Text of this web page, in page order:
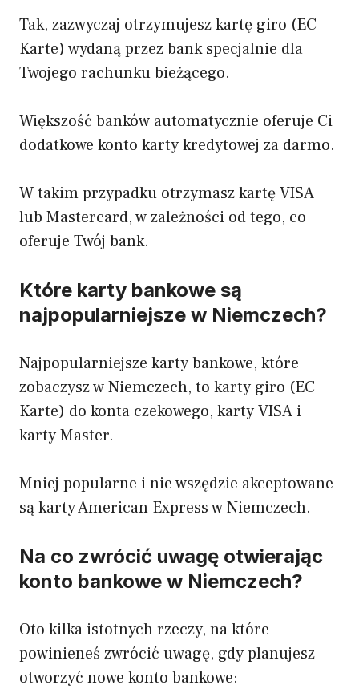
Tak, zazwyczaj otrzymujesz kartę giro (EC
Karte) wydaną przez bank specjalnie dla
Twojego rachunku bieżącego.
Większość banków automatycznie oferuje Ci
dodatkowe konto karty kredytowej za darmo.
W takim przypadku otrzymasz kartę VISA
lub Mastercard, w zależności od tego, co
oferuje Twój bank.
Które karty bankowe są
najpopularniejsze w Niemczech?
Najpopularniejsze karty bankowe, które
zobaczysz w Niemczech, to karty giro (EC
Karte) do konta czekowego, karty VISA i
karty Master.
Mniej popularne i nie wszędzie akceptowane
są karty American Express w Niemczech.
Na co zwrócić uwagę otwierając
konto bankowe w Niemczech?
Oto kilka istotnych rzeczy, na które
powinieneś zwrócić uwagę, gdy planujesz
otworzyć nowe konto bankowe: